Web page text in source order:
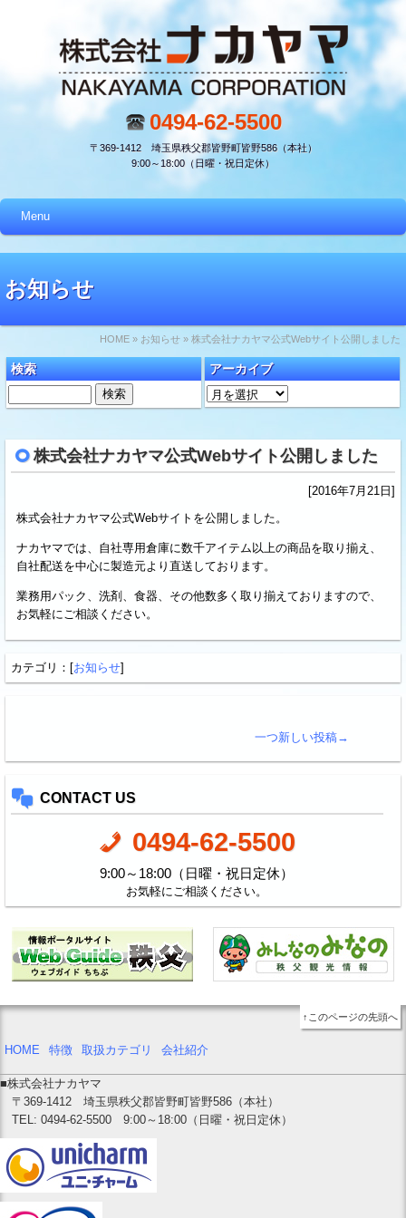
0494-62-5500
〒369-1412 埼玉県秩父郡皆野町皆野586（本社）
9:00～18:00（日曜・祝日定休）
Menu
お知らせ
HOME » お知らせ » 株式会社ナカヤマ公式Webサイト公開しました
検索 アーカイブ
株式会社ナカヤマ公式Webサイト公開しました
[2016年7月21日]
株式会社ナカヤマ公式Webサイトを公開しました。
ナカヤマでは、自社専用倉庫に数千アイテム以上の商品を取り揃え、
自社配送を中心に製造元より直送しております。
業務用パック、洗剤、食器、その他数多く取り揃えておりますので、
お気軽にご相談ください。
カテゴリ：[お知らせ]
一つ新しい投稿→
CONTACT US
0494-62-5500
9:00～18:00（日曜・祝日定休）
お気軽にご相談ください。
↑このページの先頭へ
HOME 特徴 取扱カテゴリ 会社紹介
■株式会社ナカヤマ
〒369-1412 埼玉県秩父郡皆野町皆野586（本社）
TEL: 0494-62-5500 9:00～18:00（日曜・祝日定休）